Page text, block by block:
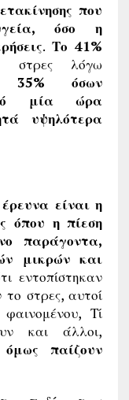
που
όσο η
. Το 41%
στρες λόγω
35% όσων
μία ώρα
υψηλότερα
είναι η
όπου η πίεση
παράγοντα,
μικρών και
εντοπίστηκαν
το στρες, αυτοί
Τί
και άλλοι,
όμως παίζουν